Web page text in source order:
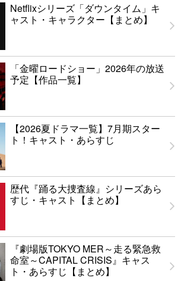
Netflixシリーズ「ダウンタイム」キ
ャスト・キャラクター【まとめ】
「金曜ロードショー」2026年の放送
予定【作品一覧】
【2026夏ドラマ一覧】7月期スター
ト！キャスト・あらすじ
歴代『踊る大捜査線』シリーズあら
すじ・キャスト【まとめ】
『劇場版TOKYO MER～走る緊急救
命室～CAPITAL CRISIS』キャス
ト・あらすじ【まとめ】